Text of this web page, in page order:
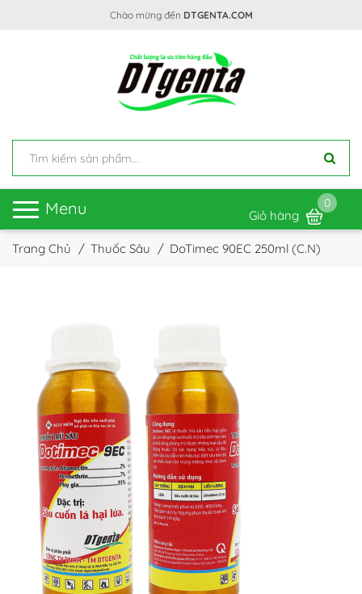
Chào mừng đến DTGENTA.COM
Menu Giỏ hàng
0
Trang Chủ Thuốc Sâu DoTimec 90EC 250ml (C.N)